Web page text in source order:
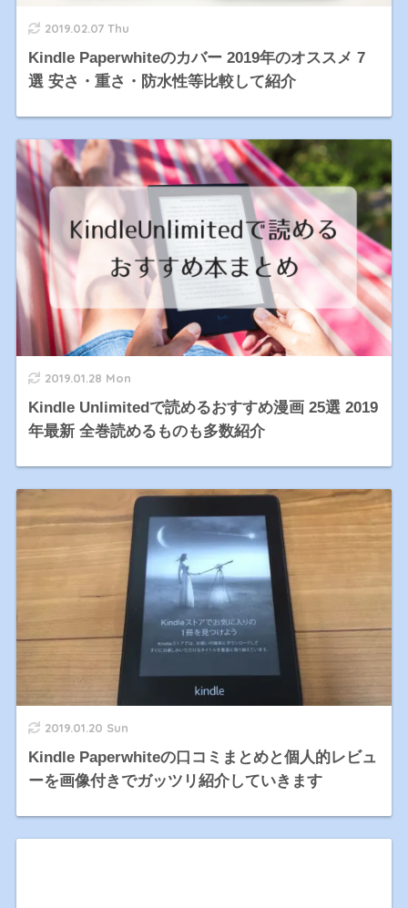
2019.02.07 Thu
Kindle Paperwhiteのカバー 2019年のオススメ 7
選 安さ・重さ・防水性等比較して紹介
2019.01.28 Mon
Kindle Unlimitedで読めるおすすめ漫画 25選 2019
年最新 全巻読めるものも多数紹介
2019.01.20 Sun
Kindle Paperwhiteの口コミまとめと個人的レビュ
ーを画像付きでガッツリ紹介していきます